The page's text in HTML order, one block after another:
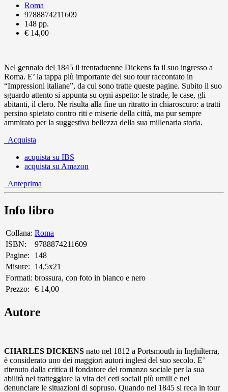
Roma
9788874211609
148 pp.
€ 14,00
Nel gennaio del 1845 il trentaduenne Dickens fa il suo ingresso a
Roma. E’ la tappa più importante del suo tour raccontato in
“Impressioni italiane”, da cui sono tratte queste pagine. Subito il suo
sguardo attento si appunta su ogni aspetto: le strade, le case, gli
abitanti, il clero. Ne risulta alla fine un ritratto in chiaroscuro: a tratti
persino spietato contro riti e miserie della città, ma pur sempre
ammirato per la suggestiva bellezza della sua millenaria storia.
Acquista
acquista su IBS
acquista su Amazon
Anteprima
Info libro
Collana: Roma
ISBN:
9788874211609
Pagine:
148
Misure:
14,5x21
Formati: brossura, con foto in bianco e nero
Prezzo:
€ 14,00
Autore
CHARLES DICKENS nato nel 1812 a Portsmouth in Inghilterra,
è considerato uno dei maggiori autori inglesi del suo secolo. E’
ritenuto dalla critica il fondatore del romanzo sociale per la sua
abilità nel tratteggiare la vita dei ceti sociali più umili e nel
denunciare le situazioni di sopruso. Quando nel 1845 si reca in tour